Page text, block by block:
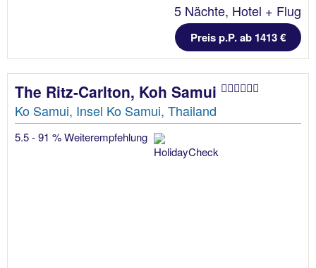
5 Nächte, Hotel + Flug
Preis p.P. ab 1413 €
The Ritz-Carlton, Koh Samui
Ko Samui, Insel Ko Samui, Thailand
5.5 - 91 % Weiterempfehlung